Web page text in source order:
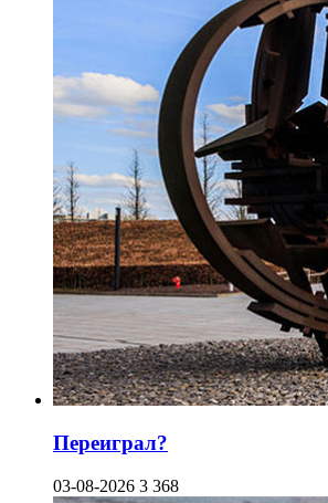
Переиграл?
03-08-2026 3 368